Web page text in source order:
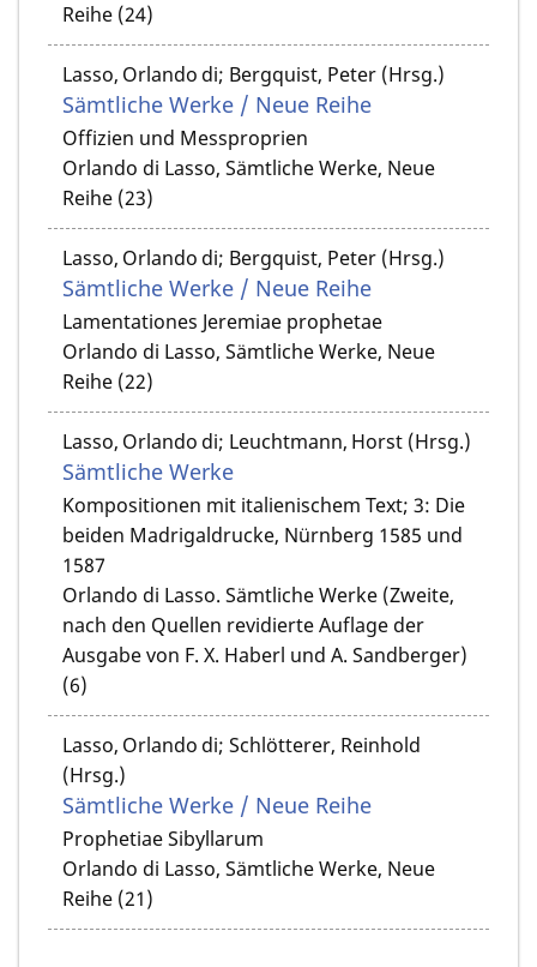
Reihe (24)
Lasso, Orlando di; Bergquist, Peter (Hrsg.)
Sämtliche Werke / Neue Reihe
Offizien und Messproprien
Orlando di Lasso, Sämtliche Werke, Neue
Reihe (23)
Lasso, Orlando di; Bergquist, Peter (Hrsg.)
Sämtliche Werke / Neue Reihe
Lamentationes Jeremiae prophetae
Orlando di Lasso, Sämtliche Werke, Neue
Reihe (22)
Lasso, Orlando di; Leuchtmann, Horst (Hrsg.)
Sämtliche Werke
Kompositionen mit italienischem Text; 3: Die
beiden Madrigaldrucke, Nürnberg 1585 und
1587
Orlando di Lasso. Sämtliche Werke (Zweite,
nach den Quellen revidierte Auflage der
Ausgabe von F. X. Haberl und A. Sandberger)
(6)
Lasso, Orlando di; Schlötterer, Reinhold
(Hrsg.)
Sämtliche Werke / Neue Reihe
Prophetiae Sibyllarum
Orlando di Lasso, Sämtliche Werke, Neue
Reihe (21)